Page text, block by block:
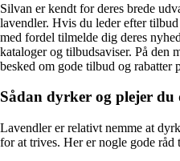
Silvan er kendt for deres brede
lavendler. Hvis du leder efter
med fordel tilmelde dig deres
kataloger og tilbudsaviser. På den
besked om gode tilbud og rabatter
Sådan dyrker og plejer du
Lavendler er relativt nemme at
for at trives. Her er nogle gode råd